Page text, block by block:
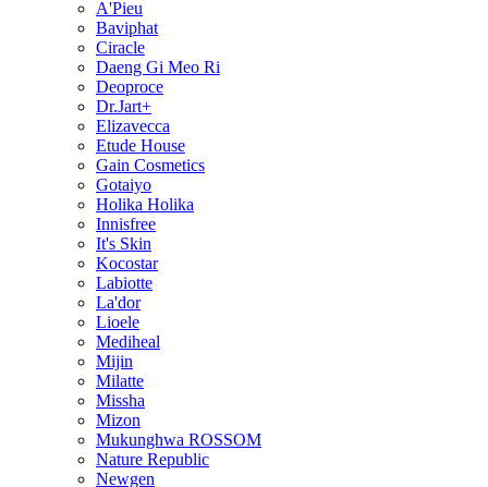
A'Pieu
Baviphat
Ciracle
Daeng Gi Meo Ri
Deoproce
Dr.Jart+
Elizavecca
Etude House
Gain Cosmetics
Gotaiyo
Holika Holika
Innisfree
It's Skin
Kocostar
Labiotte
La'dor
Lioele
Mediheal
Mijin
Milatte
Missha
Mizon
Mukunghwa ROSSOM
Nature Republic
Newgen